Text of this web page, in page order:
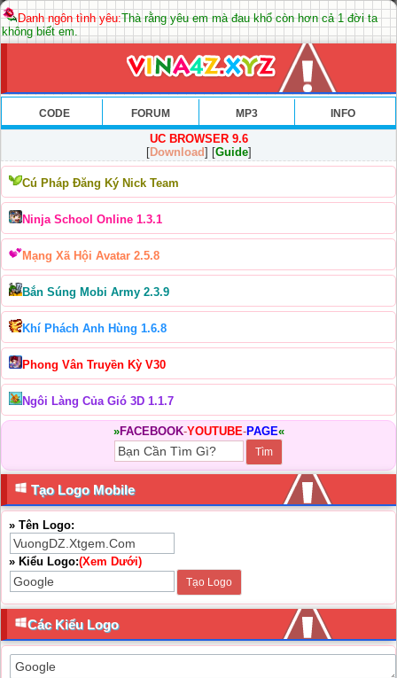
Danh ngôn tình yêu:Thà rằng yêu em mà đau khổ còn hơn cả 1 đời ta
không biết em.
CODE FORUM MP3 INFO
UC BROWSER 9.6
[Download] [Guide]
Cú Pháp Đăng Ký Nick Team
Ninja School Online 1.3.1
Mạng Xã Hội Avatar 2.5.8
Bắn Súng Mobi Army 2.3.9
Khí Phách Anh Hùng 1.6.8
Phong Vân Truyền Kỳ V30
Ngôi Làng Của Gió 3D 1.1.7
»FACEBOOK-YOUTUBE-PAGE«
Tạo Logo Mobile
» Tên Logo:
» Kiểu Logo:(Xem Dưới)
Các Kiểu Logo